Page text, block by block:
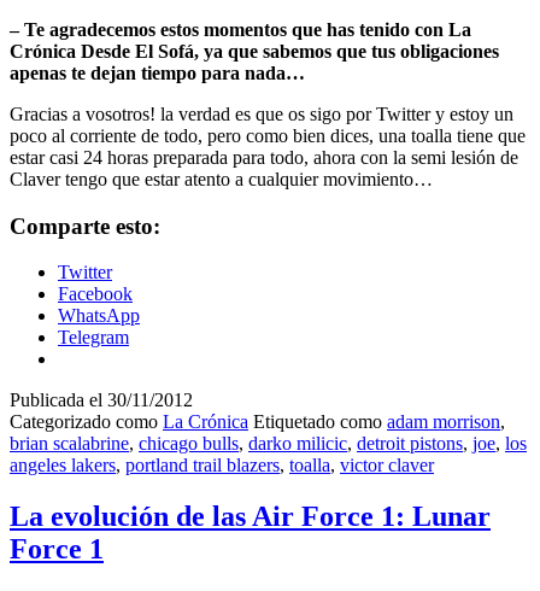
– Te agradecemos estos momentos que has tenido con La
Crónica Desde El Sofá, ya que sabemos que tus obligaciones
apenas te dejan tiempo para nada…
Gracias a vosotros! la verdad es que os sigo por Twitter y estoy un
poco al corriente de todo, pero como bien dices, una toalla tiene que
estar casi 24 horas preparada para todo, ahora con la semi lesión de
Claver tengo que estar atento a cualquier movimiento…
Comparte esto:
Twitter
Facebook
WhatsApp
Telegram
Publicada el 30/11/2012
Categorizado como La Crónica Etiquetado como adam morrison,
brian scalabrine, chicago bulls, darko milicic, detroit pistons, joe, los
angeles lakers, portland trail blazers, toalla, victor claver
La evolución de las Air Force 1: Lunar
Force 1